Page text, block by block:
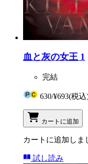
血と灰の女王 1
完結
630/¥693(税込
カートに追加
カートに追加しま
試し読み